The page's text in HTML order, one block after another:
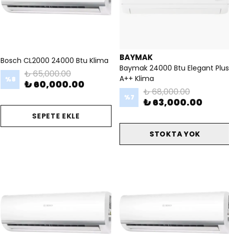
Bosch CL2000 24000 Btu Klima
%8 ₺ 65,000.00
₺ 60,000.00
SEPETE EKLE
BAYMAK
Baymak 24000 Btu Elegant Plus
A++ Klima
%7 ₺ 68,000.00
₺ 63,000.00
STOKTA YOK